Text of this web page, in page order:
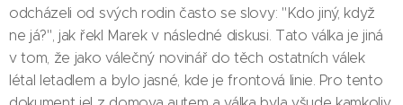
odcházeli od svých rodin často se slovy: "Kdo jiný, když
ne já?", jak řekl Marek v následné diskusi. Tato válka je jiná
v tom, že jako válečný novinář do těch ostatních válek
létal letadlem a bylo jasné, kde je frontová linie. Pro tento